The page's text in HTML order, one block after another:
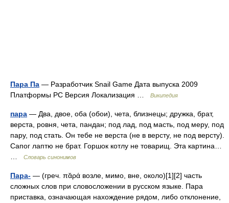
Пара Па — Разработчик Snail Game Дата выпуска 2009
Платформы PC Версия Локализация …
Википедия
пара — Два, двое, оба (обои), чета, близнецы; дружка, брат,
верста, ровня, чета, пандан; под лад, под масть, под меру, под
пару, под стать. Он тебе не верста (не в версту, не под версту).
Сапог лаптю не брат. Горшок котлу не товарищ. Эта картина…
Словарь синонимов
Пара- — (греч. πᾰρά возле, мимо, вне, около)[1][2] часть
сложных слов при словосложении в русском языке. Пара
приставка, означающая нахождение рядом, либо отклонение,